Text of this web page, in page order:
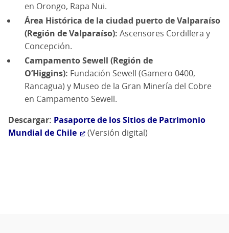
en Orongo, Rapa Nui.
Área Histórica de la ciudad puerto de Valparaíso
(Región de Valparaíso): Ascensores Cordillera y
Concepción.
Campamento Sewell (Región de
O’Higgins): Fundación Sewell (Gamero 0400,
Rancagua) y Museo de la Gran Minería del Cobre
en Campamento Sewell.
Descargar: Pasaporte de los Sitios de Patrimonio
Mundial de Chile
(Versión digital)